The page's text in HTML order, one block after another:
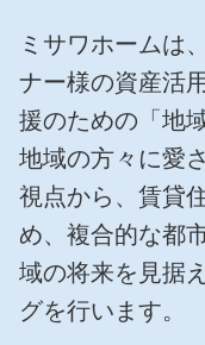
中古住宅検索
スムストック検索
分譲マンション検索
売る [MISAWA RELAY]
住まいの売却
社宅建築
医療・介護・子育
これから土
土地活用の基礎から長期
に役立つ多彩な情報を幅
ホームラウンジ 土地活
ホテル・旅館リフォ
リフォーム営業所
これから
実例動画や基礎知識、収
ームの具体策とアイデア
事業用売買
事業用地・事業用建
分譲用地
ご相談窓口
お客様センター
ミサワホームオーナーさ
ミサワホームグルー
IR情報
SDGs
環境活動
採用情報
ミサワホームは
ナー様の資産活用
援のための「地
地域の方々に愛
視点から、賃貸
め、 複合的な都
域の将来を見据
グを行います。